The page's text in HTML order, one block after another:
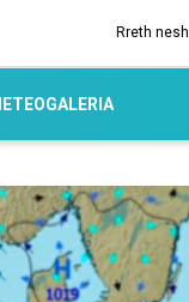
Rreth nesh